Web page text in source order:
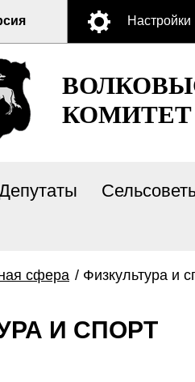
Настройки
КОМИТЕТ
сфера / Физкультура и
И СПОРТ